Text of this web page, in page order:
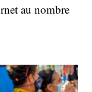
au nombre